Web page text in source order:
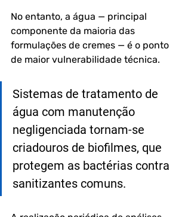
No entanto, a água — principal
componente da maioria das
formulações de cremes — é o ponto
de maior vulnerabilidade técnica.
Sistemas de tratamento de
água com manutenção
negligenciada tornam-se
criadouros de biofilmes, que
protegem as bactérias contra
sanitizantes comuns.